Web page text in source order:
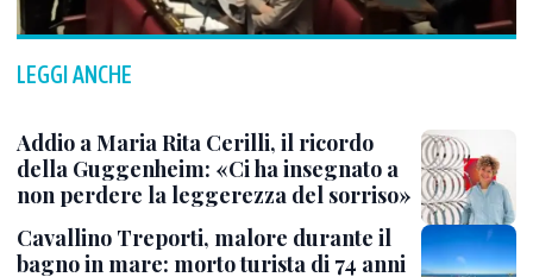
LEGGI ANCHE
Addio a Maria Rita Cerilli, il ricordo
della Guggenheim: «Ci ha insegnato a
non perdere la leggerezza del sorriso»
Cavallino Treporti, malore durante il
bagno in mare: morto turista di 74 anni